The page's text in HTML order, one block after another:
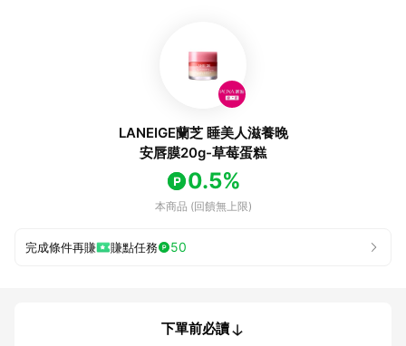
LANEIGE蘭芝 睡美人滋養晚
安唇膜20g-草莓蛋糕
0.5%
本商品 (回饋無上限)
完成條件再賺 賺點任務 50
下單前必讀